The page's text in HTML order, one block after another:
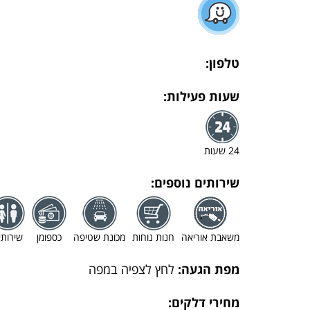
טלפון:
שעות פעילות:
24 שעות
שירותים נוספים:
משאבת אוריאה חנות נוחות מכונת שטיפה כספומן
מפת הגעה: לחץ לצפיה במפה
מחירי דלקים: